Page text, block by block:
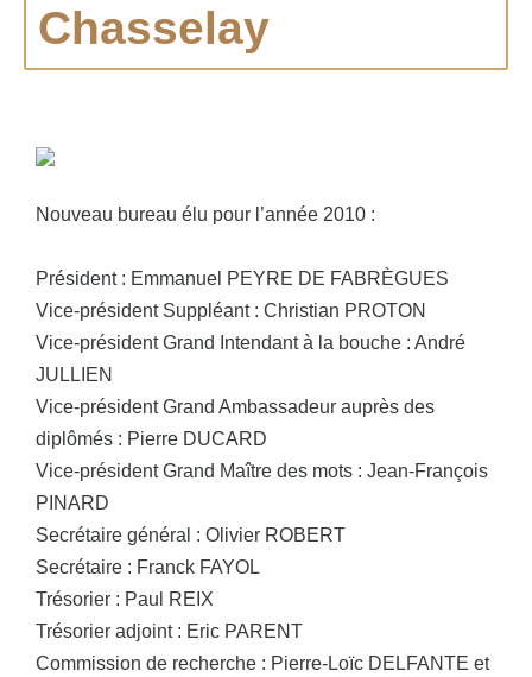
Chasselay
Nouveau bureau élu pour l’année 2010 :
Président : Emmanuel PEYRE DE FABRÈGUES
Vice-président Suppléant : Christian PROTON
Vice-président Grand Intendant à la bouche : André
JULLIEN
Vice-président Grand Ambassadeur auprès des
diplômés : Pierre DUCARD
Vice-président Grand Maître des mots : Jean-François
PINARD
Secrétaire général : Olivier ROBERT
Secrétaire : Franck FAYOL
Trésorier : Paul REIX
Trésorier adjoint : Eric PARENT
Commission de recherche : Pierre-Loïc DELFANTE et